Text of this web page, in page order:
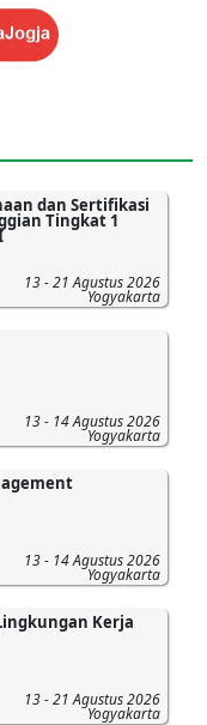
dan Sertifikasi
Tingkat 1
13 - 21 Agustus 2026
Yogyakarta
13 - 14 Agustus 2026
Yogyakarta
13 - 14 Agustus 2026
Yogyakarta
Kerja
13 - 21 Agustus 2026
Yogyakarta